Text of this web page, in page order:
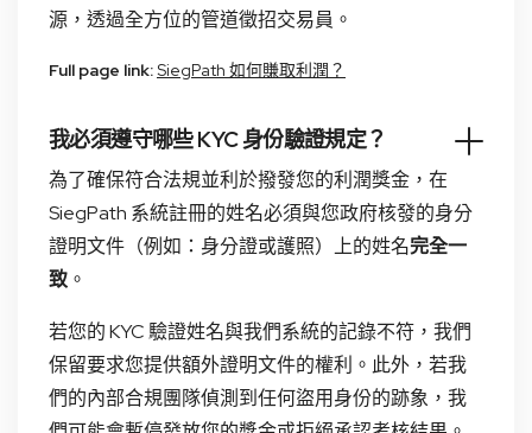
源，透過全方位的管道徵招交易員。
Full page link:SiegPath 如何賺取利潤？
我必須遵守哪些 KYC 身份驗證規定？
為了確保符合法規並利於撥發您的利潤獎金，在
SiegPath 系統註冊的姓名必須與您政府核發的身分
證明文件（例如：身分證或護照）上的姓名完全一
致 。
若您的 KYC 驗證姓名與我們系統的記錄不符，我們
保留要求您提供額外證明文件的權利。此外，若我
們的內部合規團隊偵測到任何盜用身份的跡象，我